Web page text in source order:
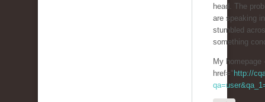
head. The
are speaking
stumbled
something
My homepage
href=" http://